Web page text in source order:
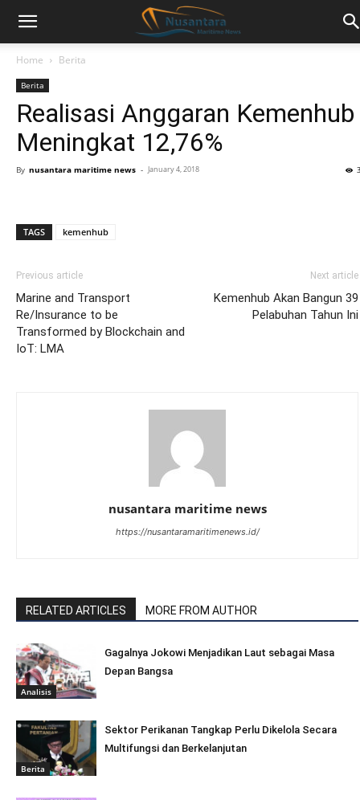
Home Berita
Berita
Realisasi Anggaran Kemenhub
Meningkat 12,76%
By nusantara maritime news - January 4, 2018
TAGS kemenhub
Previous article
Marine and Transport
Re/Insurance to be
Transformed by Blockchain and
IoT: LMA
Next article
Kemenhub Akan Bangun 39
Pelabuhan Tahun Ini
nusantara maritime news
https://nusantaramaritimenews.id/
RELATED ARTICLES MORE FROM AUTHOR
Analisis
Gagalnya Jokowi Menjadikan Laut sebagai Masa
Depan Bangsa
Berita
Sektor Perikanan Tangkap Perlu Dikelola Secara
Multifungsi dan Berkelanjutan